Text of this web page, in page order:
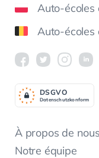
Auto-écoles
Auto-écoles
À propos de nous
Notre équipe
Datenschutzkonform
DSGVO